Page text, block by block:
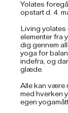
Yolates
opstart d. 4.
Living
elementer fra
dig gennem
yoga for
indefra, og
glæde.
Alle kan være
med hverken
egen